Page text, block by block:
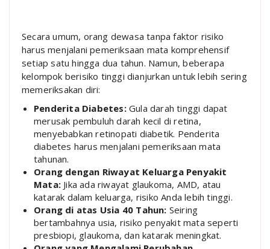
Secara umum, orang dewasa tanpa faktor risiko
harus menjalani pemeriksaan mata komprehensif
setiap satu hingga dua tahun. Namun, beberapa
kelompok berisiko tinggi dianjurkan untuk lebih sering
memeriksakan diri:
Penderita Diabetes:Gula darah tinggi dapat
merusak pembuluh darah kecil di retina,
menyebabkan retinopati diabetik. Penderita
diabetes harus menjalani pemeriksaan mata
tahunan.
Orang dengan Riwayat Keluarga Penyakit
Mata: Jika ada riwayat glaukoma, AMD, atau
katarak dalam keluarga, risiko Anda lebih tinggi.
Orang di atas Usia 40 Tahun: Seiring
bertambahnya usia, risiko penyakit mata seperti
presbiopi, glaukoma, dan katarak meningkat.